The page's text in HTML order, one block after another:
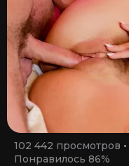
102 442 просмотров
Понравилось 86%